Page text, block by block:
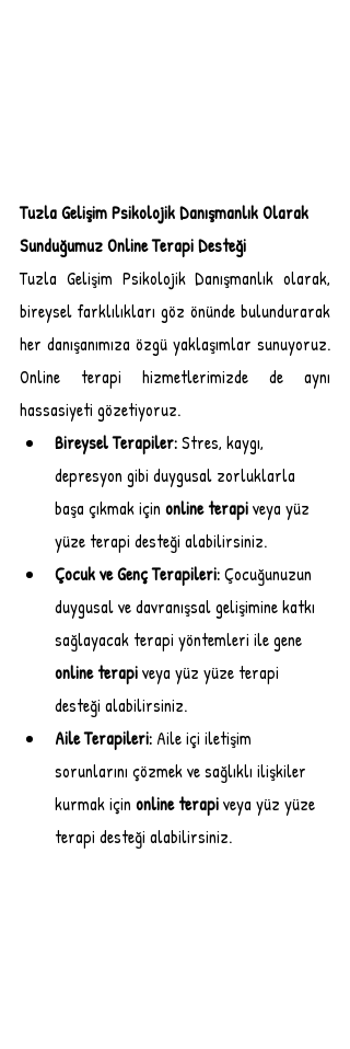
Tuzla Gelişim Psikolojik Danışmanlık Olarak
Sunduğumuz Online Terapi Desteği
Tuzla Gelişim Psikolojik Danışmanlık olarak,
bireysel farklılıkları göz önünde bulundurarak
her danışanımıza özgü yaklaşımlar sunuyoruz.
Online terapi hizmetlerimizde de aynı
hassasiyeti gözetiyoruz.
Bireysel Terapiler: Stres, kaygı,
depresyon gibi duygusal zorluklarla
başa çıkmak için online terapi veya yüz
yüze terapi desteği alabilirsiniz.
Çocuk ve Genç Terapileri: Çocuğunuzun
duygusal ve davranışsal gelişimine katkı
sağlayacak terapi yöntemleri ile gene
online terapi veya yüz yüze terapi
desteği alabilirsiniz.
Aile Terapileri: Aile içi iletişim
sorunlarını çözmek ve sağlıklı ilişkiler
kurmak için online terapi veya yüz yüze
terapi desteği alabilirsiniz.